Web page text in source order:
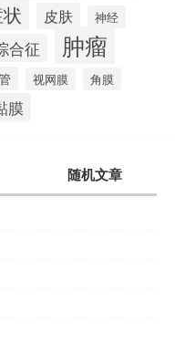
皮肤 神经
合征 肿瘤
视网膜 角膜
膜
随机文章